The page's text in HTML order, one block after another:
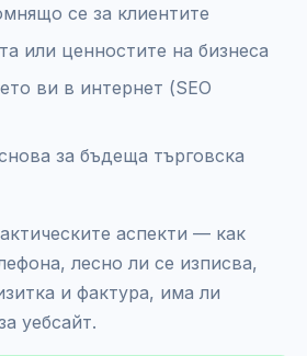
се за клиентите
или ценностите на бизнеса
ви в интернет (SEO
за бъдеща търговска
аспекти — как
лесно ли се изписва,
и фактура, има ли
уебсайт.